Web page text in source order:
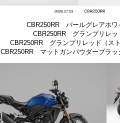
CBR250RR パールグレアホワ
CBR250RR グランプリレッ
CBR250RR グランプリレッド（ス
CBR250RR マットガンパウダーブラッ